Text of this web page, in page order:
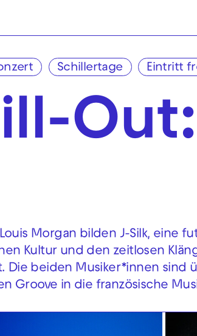
springen Zum
Schillertage Eintritt
Morgan bilden J-Silk, eine
Kultur und den zeitlosen
Die beiden Musiker*innen sind
Groove in die französische